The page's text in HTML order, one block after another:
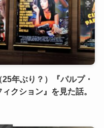
25年ぶり？）『パルプ・
ィクション』を見た話。